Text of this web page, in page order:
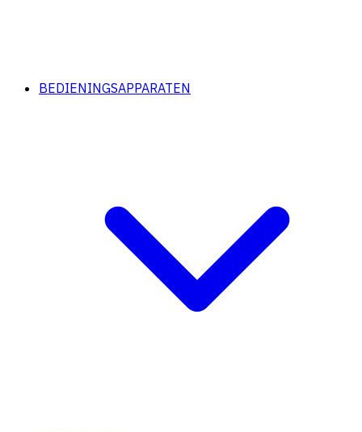
BEDIENINGSAPPARATEN